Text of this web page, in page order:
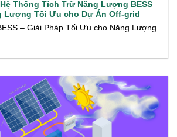
Thống Tích Trữ Năng Lượng BESS
Lượng Tối Ưu cho Dự Án Off-grid
– Giải Pháp Tối Ưu cho Năng Lượng